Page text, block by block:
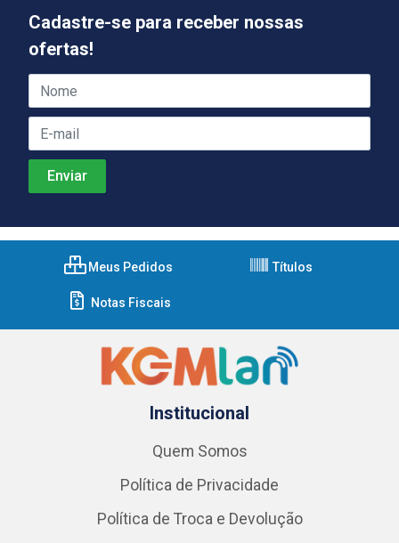
Cadastre-se para receber nossas
ofertas!
Meus Pedidos Títulos
Notas Fiscais
Institucional
Quem Somos
Política de Privacidade
Política de Troca e Devolução